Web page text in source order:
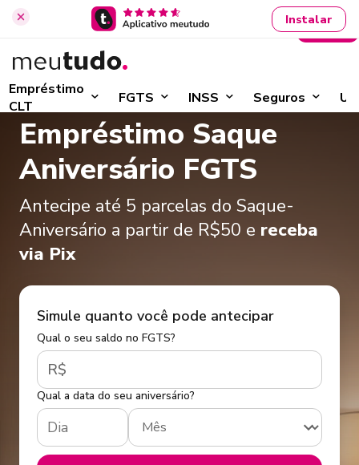
Instalar
Empréstimo
CLT
FGTS INSS Seguros
Entrar
Empréstimo Saque
Aniversário FGTS
Antecipe até 5 parcelas do Saque-
Aniversário a partir de R$50 e receba
via Pix
Simule quanto você pode antecipar
Qual o seu saldo no FGTS?
R$
Qual a data do seu aniversário?